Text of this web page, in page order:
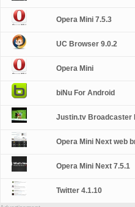
Opera Mini 7.5.3
UC Browser 9.0.2
Opera Mini
biNu For Android
Justin.tv Broadcaster
Opera Mini Next web
Opera Mini Next 7.5.1
Twitter 4.1.10